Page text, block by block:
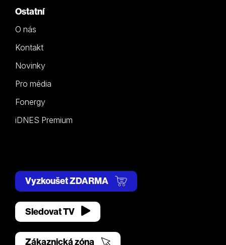
Ostatní
O nás
Kontakt
Novinky
Pro média
Fonergy
iDNES Premium
Vyzkoušet ZDARMA
Sledovat TV
Zákaznická zóna